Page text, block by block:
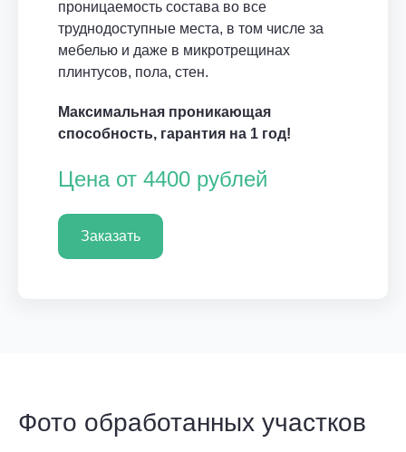
проницаемость состава во все
труднодоступные места, в том числе за
мебелью и даже в микротрещинах
плинтусов, пола, стен.
Максимальная проникающая
способность, гарантия на 1 год!
Цена от 4400 рублей
Заказать
Фото обработанных участков